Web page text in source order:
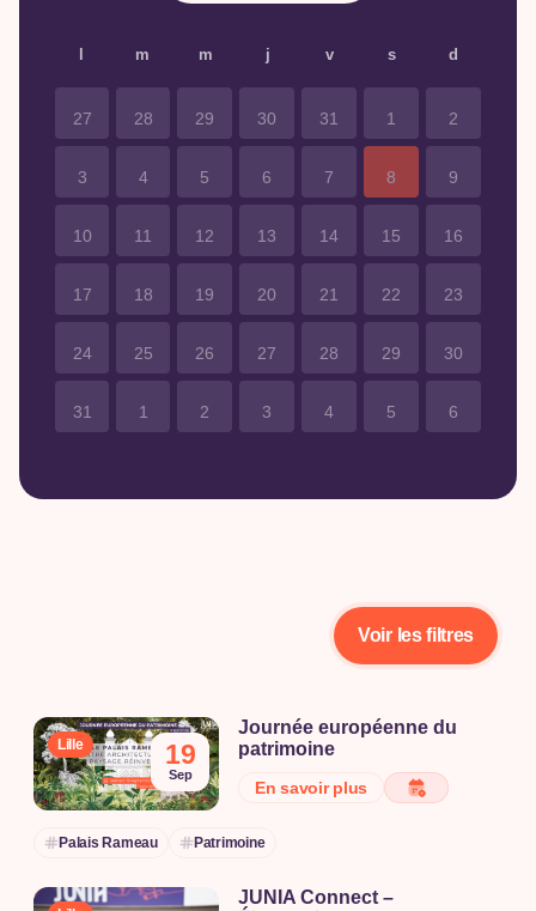
m m j v s d
27 28 29 30 31 1 2
3 4 5 6 7 8 9
10 11 12 13 14 15 16
17 18 19 20 21 22 23
24 25 26 27 28 29 30
31 1 2 3 4 5 6
Voir les filtres
19
Sep
Lille
Journée européenne du
patrimoine
À l’occasion de la Journée du
Patrimoine, venez découvrir la
notre culture et de notre
exceptionnelle vous invite à
En savoir plus
Palais Rameau Patrimoine
JUNIA Connect –